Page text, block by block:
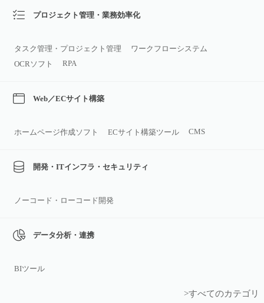
プロジェクト管理・業務効率化
タスク管理・プロジェクト管理
ワークフローシステム
OCRソフト
RPA
Web／ECサイト構築
ホームページ作成ソフト ECサイト構築ツール CMS
開発・ITインフラ・セキュリティ
ノーコード・ローコード開発
データ分析・連携
BIツール
>すべてのカテゴリ